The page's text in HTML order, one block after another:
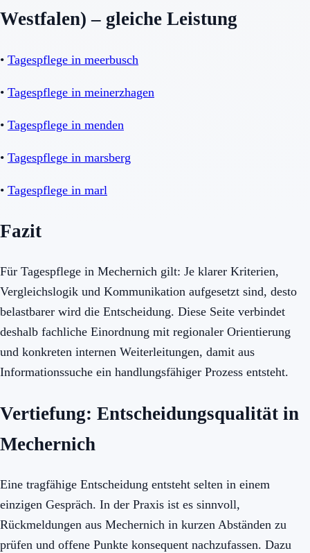
Westfalen) – gleiche Leistung
• Tagespflege in meerbusch
• Tagespflege in meinerzhagen
• Tagespflege in menden
• Tagespflege in marsberg
• Tagespflege in marl
Fazit
Für Tagespflege in Mechernich gilt: Je klarer Kriterien,
Vergleichslogik und Kommunikation aufgesetzt sind, desto
belastbarer wird die Entscheidung. Diese Seite verbindet
deshalb fachliche Einordnung mit regionaler Orientierung
und konkreten internen Weiterleitungen, damit aus
Informationssuche ein handlungsfähiger Prozess entsteht.
Vertiefung: Entscheidungsqualität in
Mechernich
Eine tragfähige Entscheidung entsteht selten in einem
einzigen Gespräch. In der Praxis ist es sinnvoll,
Rückmeldungen aus Mechernich in kurzen Abständen zu
prüfen und offene Punkte konsequent nachzufassen. Dazu